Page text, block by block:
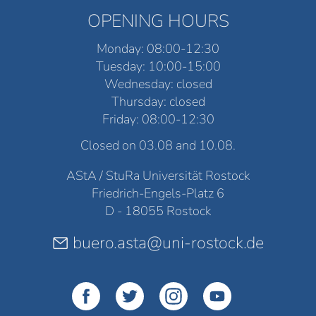
OPENING HOURS
Monday: 08:00-12:30
Tuesday: 10:00-15:00
Wednesday: closed
Thursday: closed
Friday: 08:00-12:30
Closed on 03.08 and 10.08.
AStA / StuRa Universität Rostock
Friedrich-Engels-Platz 6
D - 18055 Rostock
buero.asta@uni-rostock.de